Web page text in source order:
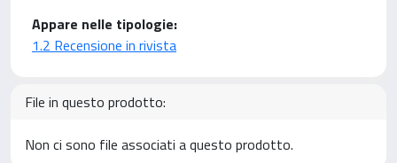
Appare nelle tipologie:
1.2 Recensione in rivista
File in questo prodotto:
Non ci sono file associati a questo prodotto.